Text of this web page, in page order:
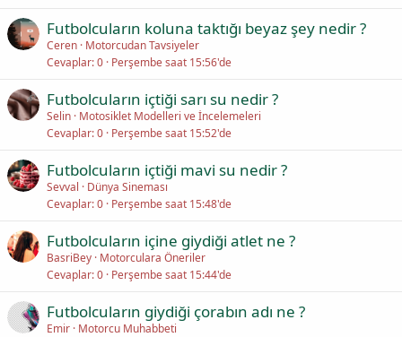
Futbolcuların koluna taktığı beyaz şey nedir ?
Ceren Motorcudan Tavsiyeler
Cevaplar 0 Perşembe saat 15:56'de
Futbolcuların içtiği sarı su nedir ?
Selin Motosiklet Modelleri ve İncelemeleri
Cevaplar 0 Perşembe saat 15:52'de
Futbolcuların içtiği mavi su nedir ?
Sevval
Dünya Sineması
Cevaplar 0 Perşembe saat 15:48'de
Futbolcuların içine giydiği atlet ne ?
BasriBey Motorculara Öneriler
Cevaplar 0 Perşembe saat 15:44'de
Futbolcuların giydiği çorabın adı ne ?
Emir Motorcu Muhabbeti